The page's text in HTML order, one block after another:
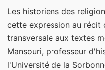
Les historiens des
cette expression au récit
transversale aux textes
Mansouri, professeur
l'Université de la